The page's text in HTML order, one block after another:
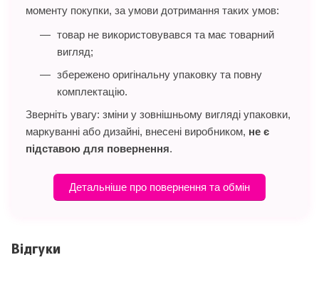
моменту покупки, за умови дотримання таких умов:
товар не використовувався та має товарний
вигляд;
збережено оригінальну упаковку та повну
комплектацію.
Зверніть увагу: зміни у зовнішньому вигляді упаковки,
маркуванні або дизайні, внесені виробником, не є
підставою для повернення.
Детальніше про повернення та обмін
Відгуки